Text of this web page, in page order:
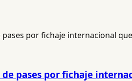
pases por fichaje